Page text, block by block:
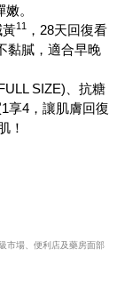
。
黃11
，28天回復看
黏膩，適合早晚
SIZE) 、抗糖
1享4 ，讓肌膚回復
！
市場、便利店及藥房面部